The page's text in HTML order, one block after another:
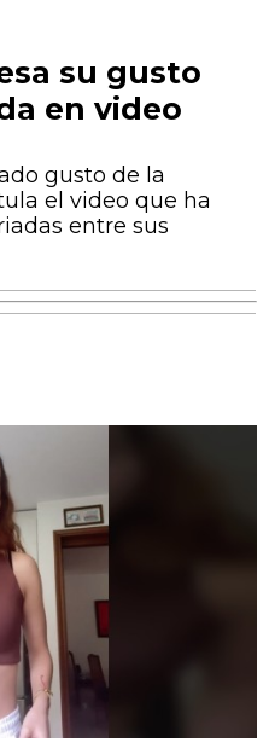
su gusto
en video
gusto de la
el video que ha
entre sus